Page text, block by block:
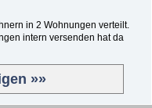
in 2 Wohnungen verteilt.
intern versenden hat da
»»